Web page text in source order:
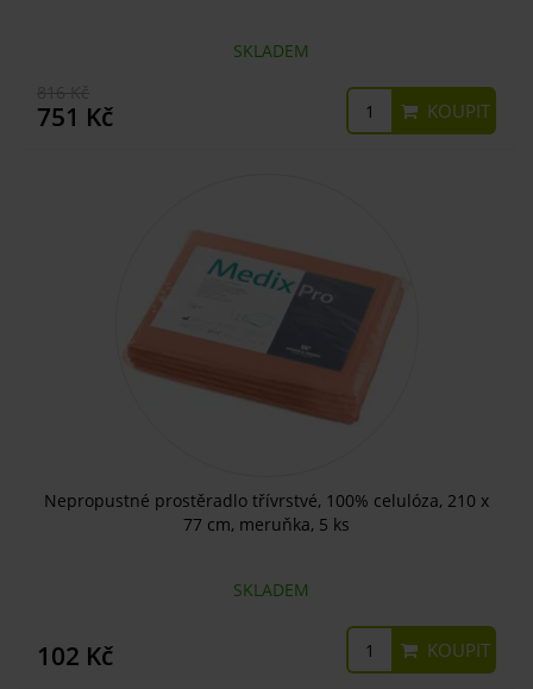
SKLADEM
751 Kč KOUPIT
Nepropustné prostěradlo třívrstvé, 100% celulóza, 210 x
77 cm, meruňka, 5 ks
SKLADEM
102 Kč KOUPIT